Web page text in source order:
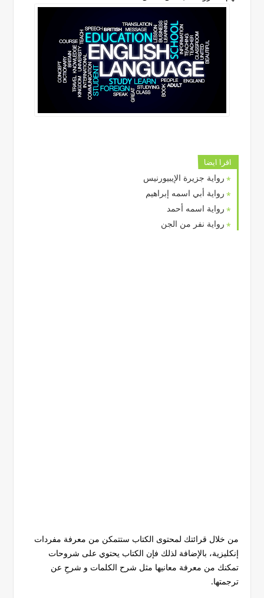
اقرا ايضا
رواية جزيرة الإيبيورنيس
رواية أبي اسمه إبراهيم
رواية اسمه أحمد
رواية نفر من الجن
من خلال قرائتك لمحتوى الكتاب ستتمكن من معرفة مفردات
إنكليزية، بالإضافة لذلك فإن الكتاب يحتوي على شروحات
تمكنك من معرفة معانيها مثل شرح الكلمات و شرحِ عن
ترجمتها.